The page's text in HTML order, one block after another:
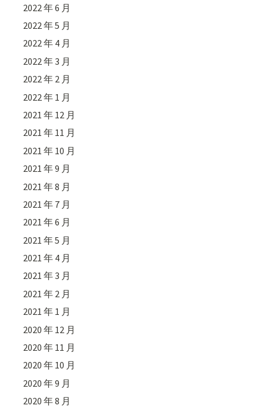
2022 年 6 月
2022 年 5 月
2022 年 4 月
2022 年 3 月
2022 年 2 月
2022 年 1 月
2021 年 12 月
2021 年 11 月
2021 年 10 月
2021 年 9 月
2021 年 8 月
2021 年 7 月
2021 年 6 月
2021 年 5 月
2021 年 4 月
2021 年 3 月
2021 年 2 月
2021 年 1 月
2020 年 12 月
2020 年 11 月
2020 年 10 月
2020 年 9 月
2020 年 8 月